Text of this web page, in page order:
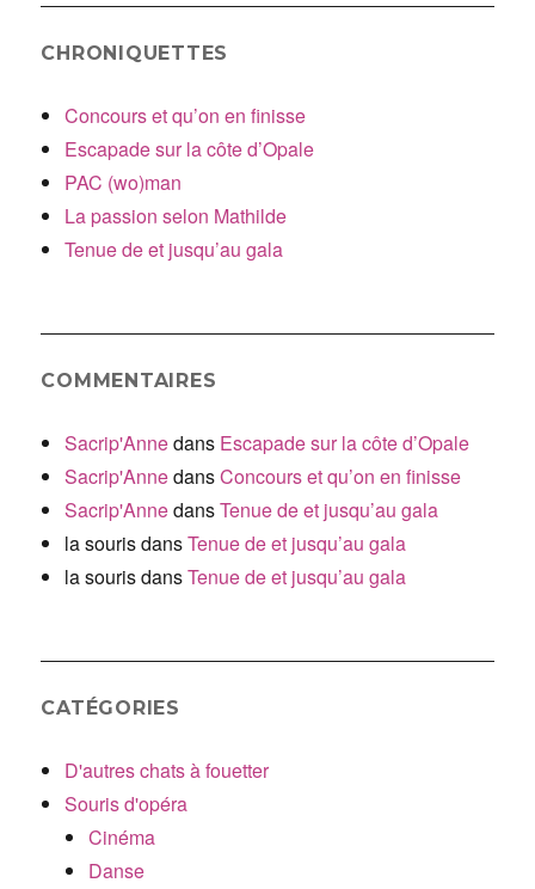
CHRONIQUETTES
Concours et qu’on en finisse
Escapade sur la côte d’Opale
PAC (wo)man
La passion selon Mathilde
Tenue de et jusqu’au gala
COMMENTAIRES
Sacrip'Annedans Escapade sur la côte d’Opale
Sacrip'AnnedansConcours et qu’on en finisse
Sacrip'AnnedansTenue de et jusqu’au gala
la sourisdansTenue de et jusqu’au gala
la sourisdansTenue de et jusqu’au gala
CATÉGORIES
D'autres chats à fouetter
Souris d'opéra
Cinéma
Danse